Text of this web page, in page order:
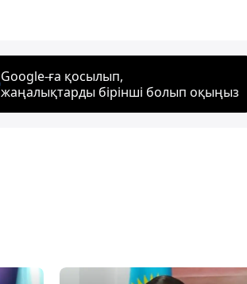
Google-ға қосылып,
жаңалықтарды бірінші болып оқыңыз